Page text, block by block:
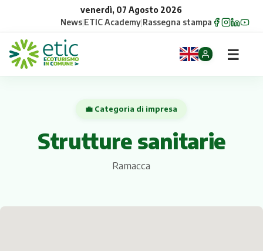
venerdì, 07 Agosto 2026
News|ETIC Academy|Rassegna stampa
Comuni
Gruppi
☰
💼 Categoria di impresa
Strutture sanitarie
Ramacca